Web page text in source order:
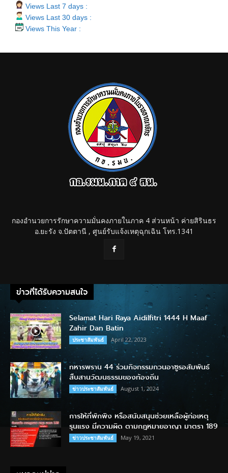
Views Last 7 days :
Views Last 30 days :
Views This Year :
กองอำนวยการรักษาความมั่นคงภายในภาค 4 ส่วนหน้า ค่ายสิรินธร
อ.ยะรัง จ.ปัตตานี , ศูนย์รับแจ้งเหตุฉุกเฉิน โทร.1341
ข่าวที่ได้รับความสนใจ
Selamat Hari Raya Aidilfitri 1444 H Maaf
Zahir Dan Batin
ประชาสัมพันธ์ April 22, 2023
ทหารพราน 44 ร่วมกิจกรรมกวนอาซูรอสัมพันธ์
สืบสานวัฒนธรรมของท้องถิ่น
ข่าวประชาสัมพันธ์ August 1, 2024
การให้ที่พักพิง หรือสนับสนุนช่วยเหลือผู้ก่อเหตุ
รุนแรง มีความผิด ตามกฎหมายอาญา มาตรา 189
ข่าวประชาสัมพันธ์ May 19, 2021